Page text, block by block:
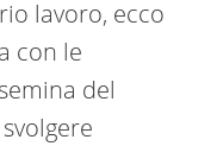
lavoro, ecco
con le
del